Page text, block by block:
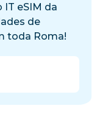
IT eSIM da
de
toda Roma!